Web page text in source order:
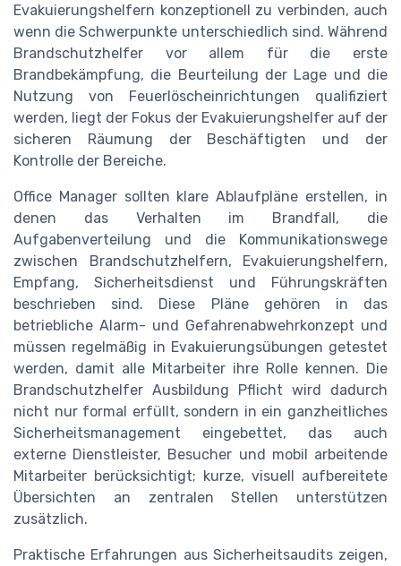
Evakuierungshelfern konzeptionell zu verbinden, auch
wenn die Schwerpunkte unterschiedlich sind. Während
Brandschutzhelfer vor allem für die erste
Brandbekämpfung, die Beurteilung der Lage und die
Nutzung von Feuerlöscheinrichtungen qualifiziert
werden, liegt der Fokus der Evakuierungshelfer auf der
sicheren Räumung der Beschäftigten und der
Kontrolle der Bereiche.
Office Manager sollten klare Ablaufpläne erstellen, in
denen das Verhalten im Brandfall, die
Aufgabenverteilung und die Kommunikationswege
zwischen Brandschutzhelfern, Evakuierungshelfern,
Empfang, Sicherheitsdienst und Führungskräften
beschrieben sind. Diese Pläne gehören in das
betriebliche Alarm- und Gefahrenabwehrkonzept und
müssen regelmäßig in Evakuierungsübungen getestet
werden, damit alle Mitarbeiter ihre Rolle kennen. Die
Brandschutzhelfer Ausbildung Pflicht wird dadurch
nicht nur formal erfüllt, sondern in ein ganzheitliches
Sicherheitsmanagement eingebettet, das auch
externe Dienstleister, Besucher und mobil arbeitende
Mitarbeiter berücksichtigt; kurze, visuell aufbereitete
Übersichten an zentralen Stellen unterstützen
zusätzlich.
Praktische Erfahrungen aus Sicherheitsaudits zeigen,